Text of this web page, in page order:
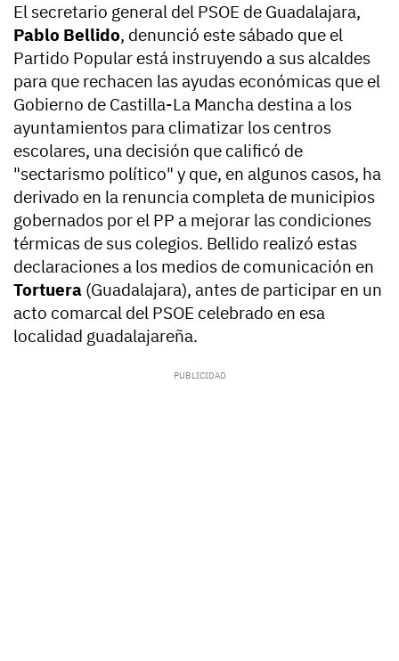
El secretario general del PSOE de Guadalajara,
Pablo Bellido, denunció este sábado que el
Partido Popular está instruyendo a sus alcaldes
para que rechacen las ayudas económicas que el
Gobierno de Castilla-La Mancha destina a los
ayuntamientos para climatizar los centros
escolares, una decisión que calificó de
"sectarismo político" y que, en algunos casos, ha
derivado en la renuncia completa de municipios
gobernados por el PP a mejorar las condiciones
térmicas de sus colegios. Bellido realizó estas
declaraciones a los medios de comunicación en
Tortuera (Guadalajara), antes de participar en un
acto comarcal del PSOE celebrado en esa
localidad guadalajareña.